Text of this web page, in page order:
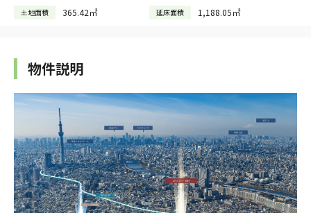
土地面積 365.42㎡ 延床面積 1,188.05㎡
物件説明